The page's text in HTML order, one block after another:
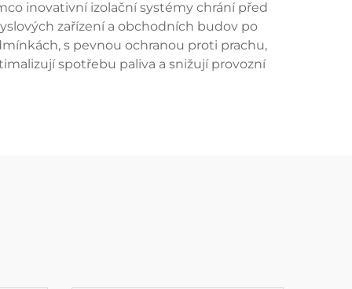
inovativní izolační systémy chrání před
zařízení a obchodních budov po
s pevnou ochranou proti prachu,
spotřebu paliva a snižují provozní